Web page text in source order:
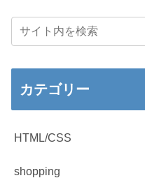
カテゴリー
HTML/CSS
shopping